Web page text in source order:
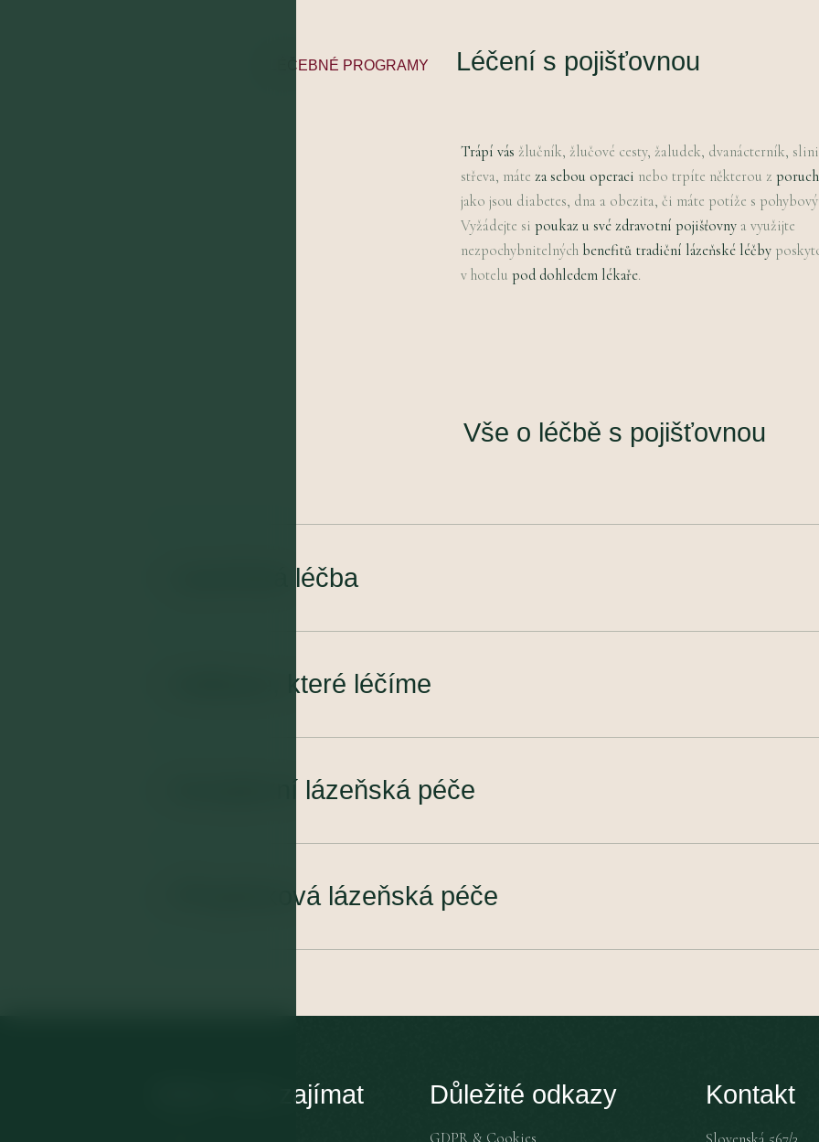
LÉČEBNÉ PROGRAMY Léčení s pojišťovnou
Trápí vás žlučník, žlučové cesty, žaludek, dvanácterník,
střeva, máte za sebou operaci nebo trpíte některou z
jako jsou diabetes, dna a obezita, či máte potíže s
Vyžádejte si poukaz u své zdravotní pojišťovny a využijte
nezpochybnitelných benefitů tradiční lázeňské léčby
v hotelu pod dohledem lékaře.
Vše o léčbě s pojišťovnou
Lázeňská léčba
Indikace, které léčíme
Komplexní lázeňská péče
Příspěvková lázeňská péče
Může Vás zajímat Důležité odkazy
GDPR & Cookies
Kontakt